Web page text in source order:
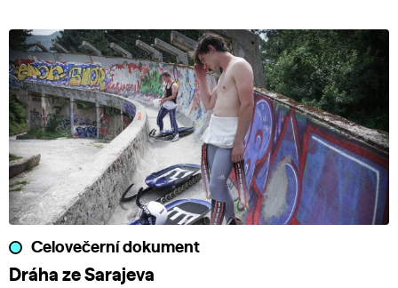
Celovečerní dokument
Dráha ze Sarajeva